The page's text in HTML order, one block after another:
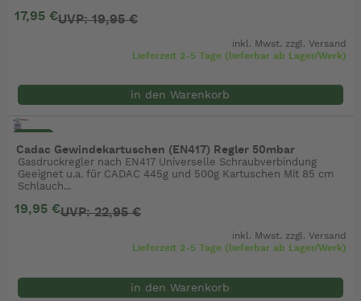
17,95 €UVP: 19,95 €
inkl. Mwst. zzgl.Versand
Lieferzeit 2-5 Tage (lieferbar ab Lager/Werk)
in den Warenkorb
Cadac Gewindekartuschen (EN417) Regler 50mbar
Gasdruckregler nach EN417 Universelle Schraubverbindung
Geeignet u.a. für CADAC 445g und 500g Kartuschen Mit 85 cm
Schlauch...
19,95 €UVP: 22,95 €
inkl. Mwst. zzgl.Versand
Lieferzeit 2-5 Tage (lieferbar ab Lager/Werk)
in den Warenkorb